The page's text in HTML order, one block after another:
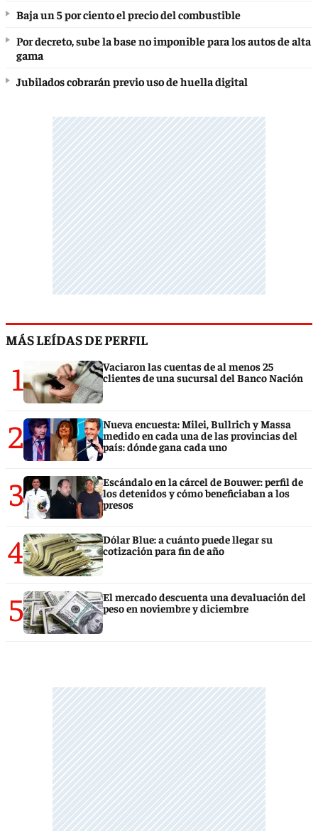
Baja un 5 por ciento el precio del combustible
Por decreto, sube la base no imponible para los autos de alta
gama
Jubilados cobrarán previo uso de huella digital
MÁS LEÍDAS DE PERFIL
1
Vaciaron las cuentas de al menos 25
clientes de una sucursal del Banco Nación
2
Nueva encuesta: Milei, Bullrich y Massa
medido en cada una de las provincias del
país: dónde gana cada uno
3
Escándalo en la cárcel de Bouwer: perfil de
los detenidos y cómo beneficiaban a los
presos
4
Dólar Blue: a cuánto puede llegar su
cotización para fin de año
5
El mercado descuenta una devaluación del
peso en noviembre y diciembre